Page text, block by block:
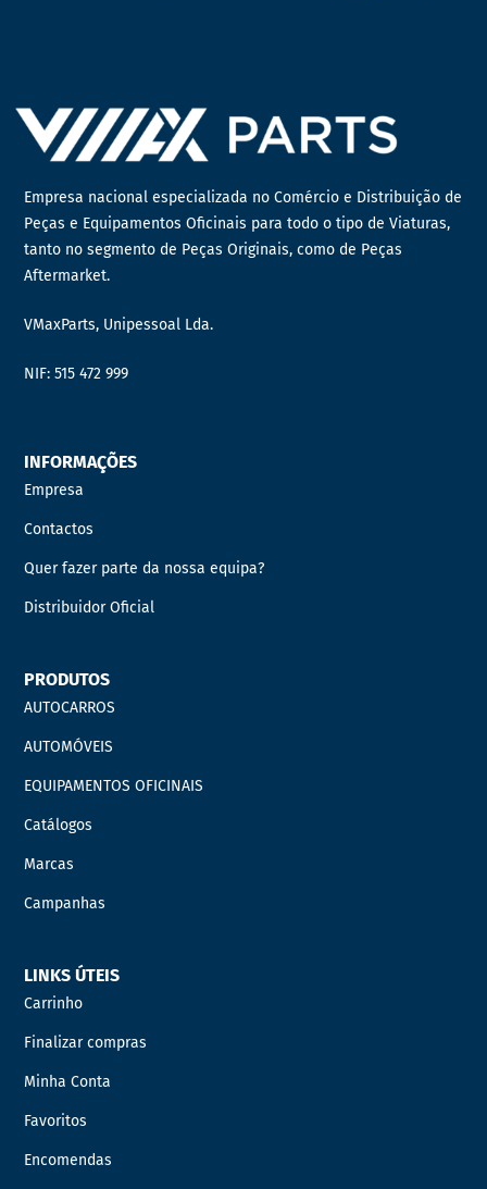
Empresa nacional especializada no Comércio e Distribuição de
Peças e Equipamentos Oficinais para todo o tipo de Viaturas,
tanto no segmento de Peças Originais, como de Peças
Aftermarket.
VMaxParts, Unipessoal Lda.
NIF: 515 472 999
INFORMAÇÕES
Empresa
Contactos
Quer fazer parte da nossa equipa?
Distribuidor Oficial
PRODUTOS
AUTOCARROS
AUTOMÓVEIS
EQUIPAMENTOS OFICINAIS
Catálogos
Marcas
Campanhas
LINKS ÚTEIS
Carrinho
Finalizar compras
Minha Conta
Favoritos
Encomendas